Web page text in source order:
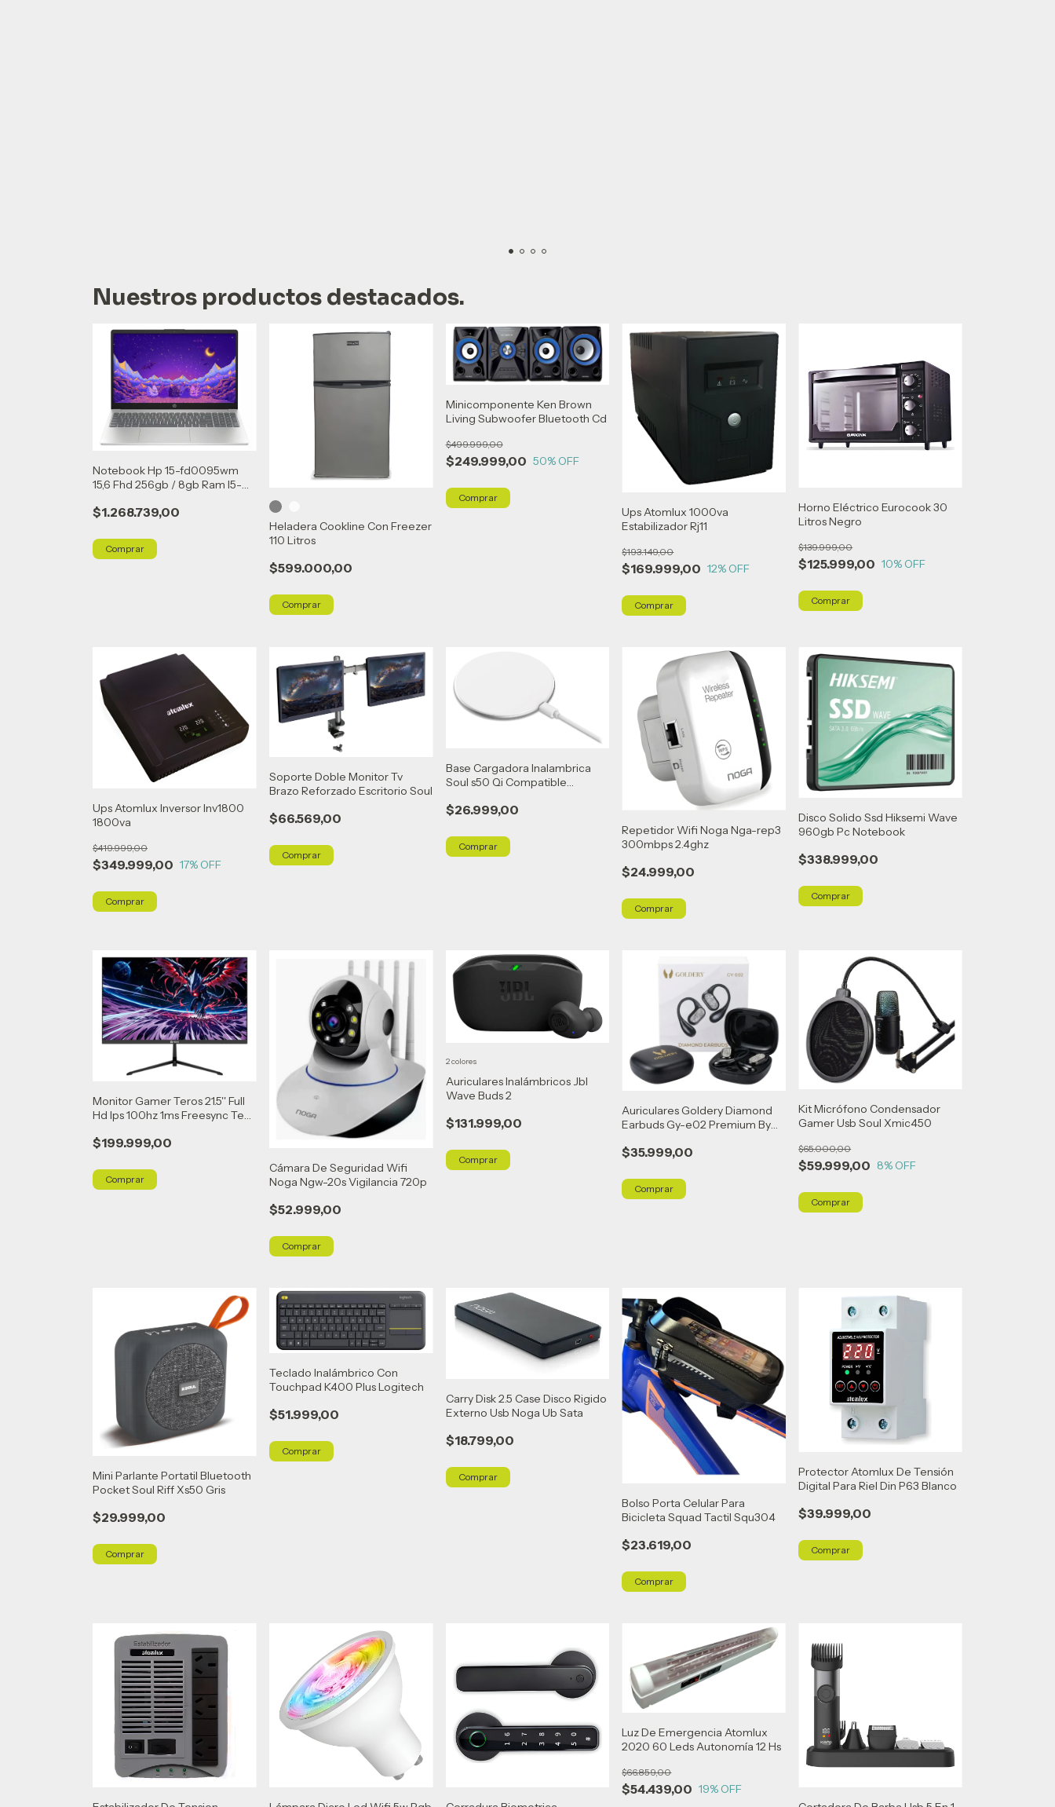
Nuestros productos destacados.
Notebook Hp 15-fd0095wm
15,6 Fhd 256gb / 8gb Ram I5-
$1.268.739,00
Heladera Cookline Con Freezer
110 Litros
$599.000,00
Comprar
Minicomponente Ken Brown
Living Subwoofer Bluetooth Cd
$249.999,00
$499.999,00
50% OFF
Ups Atomlux 1000va
Estabilizador Rj11
$169.999,00
$193.149,00
12% OFF
Horno Eléctrico Eurocook 30
Litros Negro
$125.999,00
$139.999,00
10% OFF
Ups Atomlux Inversor Inv1800
1800va
$349.999,00
$419.999,00
17% OFF
Soporte Doble Monitor Tv
Brazo Reforzado Escritorio Soul
$66.569,00
Base Cargadora Inalambrica
Soul s50 Qi Compatible
$26.999,00
Repetidor Wifi Noga Nga-rep3
300mbps 2.4ghz
$24.999,00
Disco Solido Ssd Hiksemi Wave
960gb Pc Notebook
$338.999,00
Monitor Gamer Teros 21.5'' Full
Hd Ips 100hz 1ms Freesync Te-
$199.999,00
Cámara De Seguridad Wifi
Noga Ngw-20s Vigilancia 720p
$52.999,00
Auriculares Inalámbricos Jbl
Wave Buds 2
$131.999,00
2 colores
Comprar
Auriculares Goldery Diamond
Earbuds Gy-e02 Premium By
$35.999,00
Kit Micrófono Condensador
Gamer Usb Soul Xmic450
$59.999,00
$65.000,00
8% OFF
Mini Parlante Portatil Bluetooth
Pocket Soul Riff Xs50 Gris
$29.999,00
Teclado Inalámbrico Con
Touchpad K400 Plus Logitech
$51.999,00
Carry Disk 2.5 Case Disco Rigido
Externo Usb Noga Ub Sata
$18.799,00
Bolso Porta Celular Para
Bicicleta Squad Tactil Squ304
$23.619,00
Protector Atomlux De Tensión
Digital Para Riel Din P63 Blanco
$39.999,00
Luz De Emergencia Atomlux
2020 60 Leds Autonomía 12 Hs
$54.439,00
$66.859,00
19% OFF